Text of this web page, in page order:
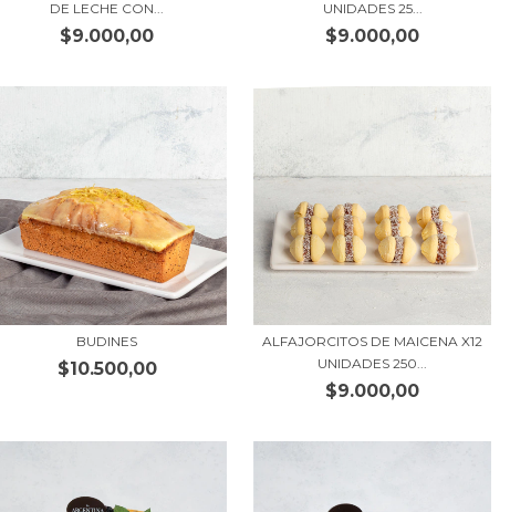
DE LECHE CON...
$9.000,00
UNIDADES 25...
$9.000,00
BUDINES
$10.500,00
ALFAJORCITOS DE MAICENA X12
UNIDADES 250...
$9.000,00